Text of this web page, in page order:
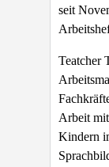
seit
Teatcher
Arbeit
Kindern